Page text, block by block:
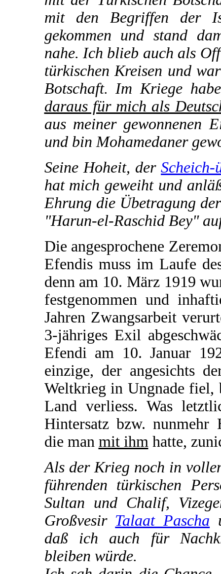
mit den Begriffen der
gekommen und stand
nahe. Ich blieb auch als
türkischen Kreisen und
Botschaft. Im Kriege
daraus für mich als
aus meiner gewonnenen
und bin Mohamedaner
Seine Hoheit, der
hat mich geweiht und
Ehrung die Übetragung
"Harun-el-Raschid Bey"
Die angesprochene
Efendis muss im Laufe
denn am 10. März 1919
festgenommen und
Jahren Zwangsarbeit
3-jähriges Exil
Efendi am 10. Januar
einzige, der angesichts
Weltkrieg in Ungnade fiel,
Land verliess. Was
Hintersatz bzw. nunmehr
die man mit ihm hatte,
Als der Krieg noch in
führenden türkischen
Sultan und Chalif,
Großvesir Talaat Pascha
daß ich auch für
bleiben würde.